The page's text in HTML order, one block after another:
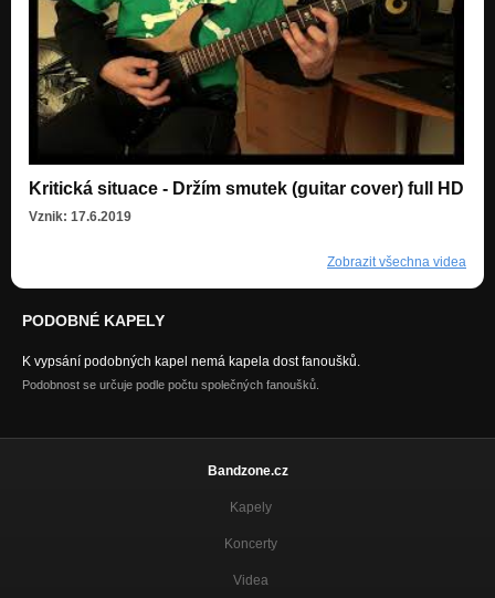
Kritická situace - Držím smutek (guitar cover) full HD
Vznik: 17.6.2019
Zobrazit všechna videa
PODOBNÉ KAPELY
K vypsání podobných kapel nemá kapela dost fanoušků.
Podobnost se určuje podle počtu společných fanoušků.
Bandzone.cz
Kapely
Koncerty
Videa